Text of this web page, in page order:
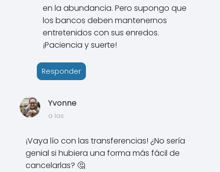
en la abundancia. Pero supongo que
los bancos deben mantenernos
entretenidos con sus enredos.
¡Paciencia y suerte!
Responder
Yvonne
a las
¡Vaya lío con las transferencias! ¿No sería
genial si hubiera una forma más fácil de
cancelarlas? 🤔